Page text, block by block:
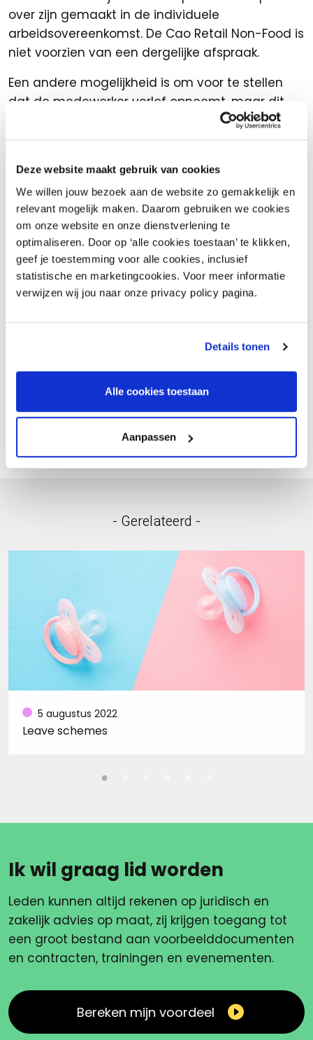
Deze website maakt gebruik van cookies
We willen jouw bezoek aan de website zo gemakkelijk en
relevant mogelijk maken. Daarom gebruiken we cookies
om onze website en onze dienstverlening te
optimaliseren. Door op ‘alle cookies toestaan’ te klikken,
geef je toestemming voor alle cookies, inclusief
statistische en marketingcookies. Voor meer informatie
verwijzen wij jou naar onze privacy policy pagina.
Details tonen
Alle cookies toestaan
Aanpassen
over zijn gemaakt in de individuele
arbeidsovereenkomst. De Cao Retail Non-Food is
niet voorzien van een dergelijke afspraak.
Een andere mogelijkheid is om voor te stellen
dat de medewerker verlof opneemt, maar dit
mag je een medewerker nooit verplichten.
Heb je hier vragen over?
Neem dan gerust contact met ons op, we
helpen je graag.
Contacteer de adviseur
Bel ons
Ondernemersservice
- Gerelateerd -
5 augustus 2022
Leave schemes
Ik wil graag lid worden
Leden kunnen altijd rekenen op juridisch en
zakelijk advies op maat, zij krijgen toegang tot
een groot bestand aan voorbeelddocumenten
en contracten, trainingen en evenementen.
Bereken mijn voordeel